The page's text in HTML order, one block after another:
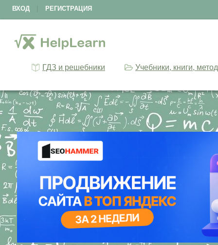
ВХОД РЕГИСТРАЦИЯ
ГДЗ и решебники Учебники, книги,